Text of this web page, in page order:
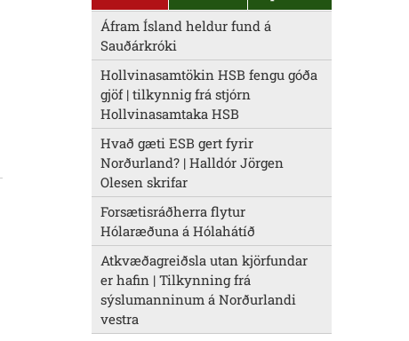
Áfram Ísland heldur fund á
Sauðárkróki
Hollvinasamtökin HSB fengu góða
gjöf | tilkynnig frá stjórn
Hollvinasamtaka HSB
Hvað gæti ESB gert fyrir
Norðurland? | Halldór Jörgen
Olesen skrifar
Forsætisráðherra flytur
Hólaræðuna á Hólahátíð
Atkvæðagreiðsla utan kjörfundar
er hafin | Tilkynning frá
sýslumanninum á Norðurlandi
vestra